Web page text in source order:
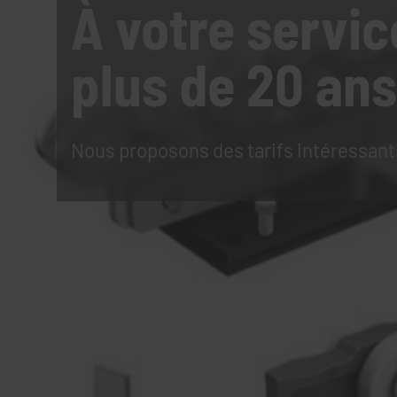
À votre
plus de 20 ans
Nous proposons des tarifs